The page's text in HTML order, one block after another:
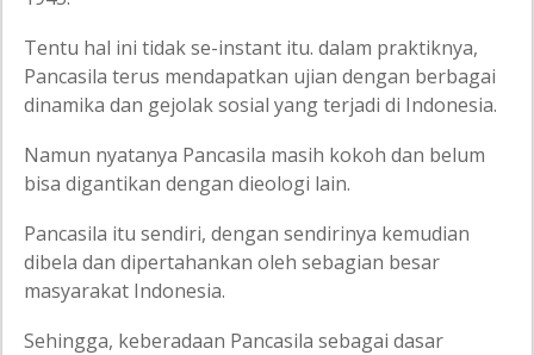
Tentu hal ini tidak se-instant itu. dalam praktiknya,
Pancasila terus mendapatkan ujian dengan berbagai
dinamika dan gejolak sosial yang terjadi di Indonesia.
Namun nyatanya Pancasila masih kokoh dan belum
bisa digantikan dengan dieologi lain.
Pancasila itu sendiri, dengan sendirinya kemudian
dibela dan dipertahankan oleh sebagian besar
masyarakat Indonesia.
Sehingga, keberadaan Pancasila sebagai dasar